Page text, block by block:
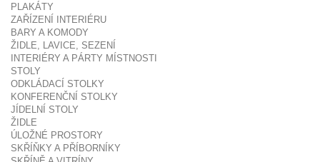
PLAKÁTY
ZAŘÍZENÍ INTERIÉRU
BARY A KOMODY
ŽIDLE, LAVICE, SEZENÍ
INTERIÉRY A PÁRTY MÍSTNOSTI
STOLY
ODKLÁDACÍ STOLKY
KONFERENČNÍ STOLKY
JÍDELNÍ STOLY
ŽIDLE
ÚLOŽNÉ PROSTORY
SKŘÍŇKY A PŘÍBORNÍKY